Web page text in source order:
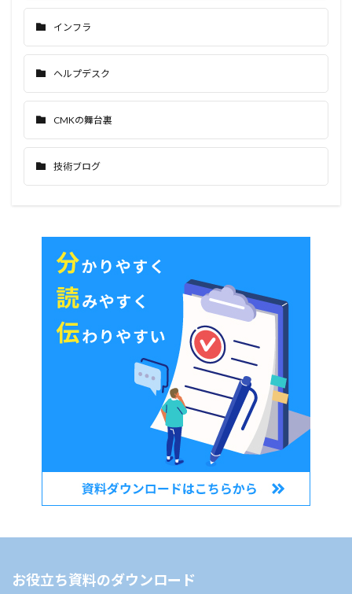
インフラ
ヘルプデスク
CMKの舞台裏
技術ブログ
お役立ち資料のダウンロード